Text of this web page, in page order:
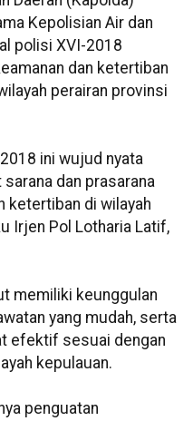
Kepolisian Air dan
polisi XVI-2018
dan ketertiban
perairan provinsi
ini wujud nyata
dan prasarana
ketertiban di wilayah
Irjen Pol Lotharia Latif,
memiliki keunggulan
yang mudah, serta
efektif sesuai dengan
kepulauan.
penguatan